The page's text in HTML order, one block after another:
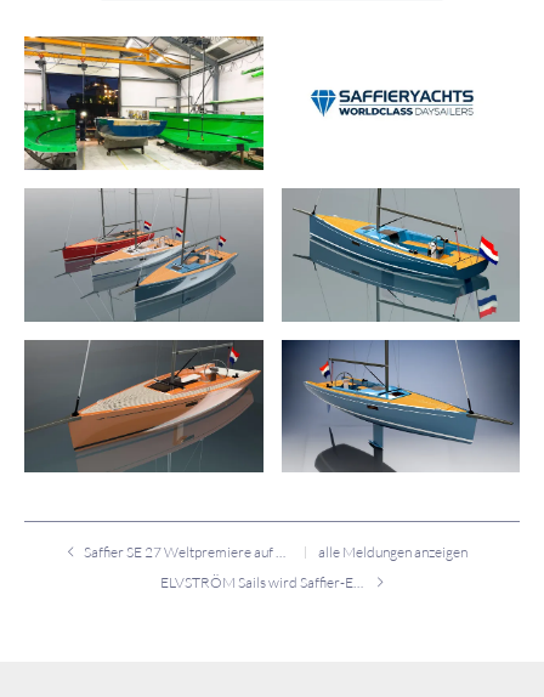
Saffier SE 27 Weltpremiere auf der boot 2020
alle Meldungen anzeigen
ELVSTRÖM Sails wird Saffier-Erstausrüster